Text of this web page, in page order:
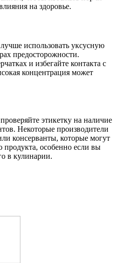
на здоровье.
использовать уксусную
предосторожности.
и избегайте контакта с
концентрация может
этикетку на наличие
Некоторые производители
консерванты, которые могут
продукта, особенно если вы
в кулинарии.